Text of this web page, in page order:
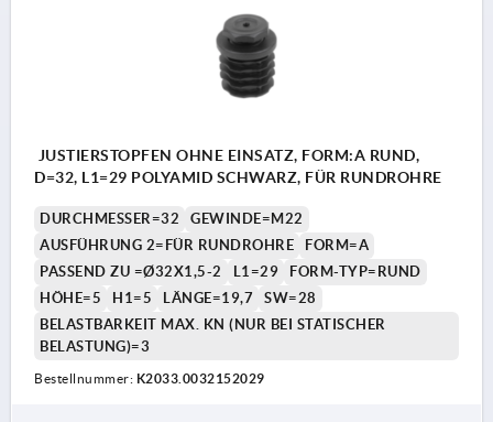
JUSTIERSTOPFEN OHNE EINSATZ, FORM:A RUND,
D=32, L1=29 POLYAMID SCHWARZ, FÜR RUNDROHRE
DURCHMESSER=32
GEWINDE=M22
AUSFÜHRUNG 2=FÜR RUNDROHRE
FORM=A
PASSEND ZU =Ø32X1,5-2
L1=29
FORM-TYP=RUND
HÖHE=5
H1=5 LÄNGE=19,7
SW=28
BELASTBARKEIT MAX. KN (NUR BEI STATISCHER
BELASTUNG)=3
Bestellnummer: K2033.0032152029